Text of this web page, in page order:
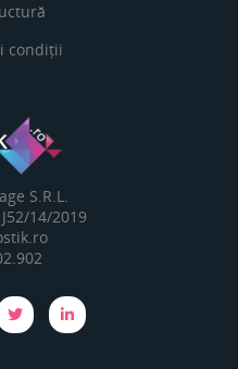
condiții
S.R.L.
14/2019